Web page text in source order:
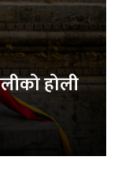
होली